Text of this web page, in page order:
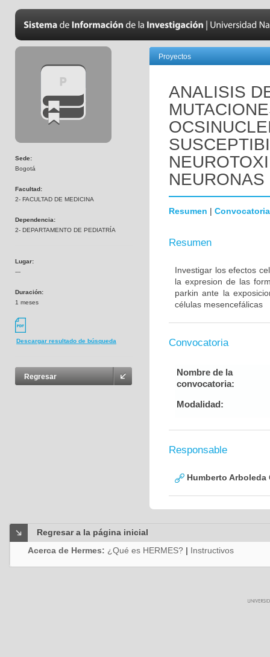
Sede:
Bogotá
Facultad:
2- FACULTAD DE MEDICINA
Dependencia:
2- DEPARTAMENTO DE PEDIATRÍA
Lugar:
---
Duración:
1 meses
Descargar resultado de búsqueda
Regresar
Proyectos
ANALISIS
Resumen | Convocatoria
Resumen
Investigar los efectos
la expresion de las
parkin ante la
células mesencefálicas
Convocatoria
Nombre de la
convocatoria:
Modalidad:
Responsable
Humberto Arboleda
Regresar a la página inicial
Acerca de Hermes: ¿Qué es HERMES? | Instructivos